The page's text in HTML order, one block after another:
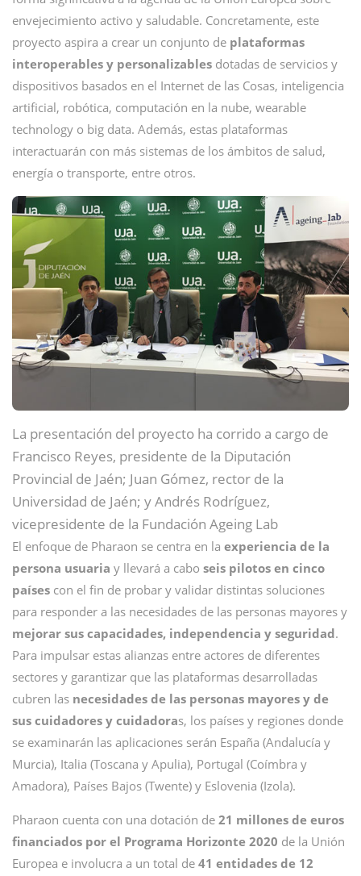
envejecimiento activo y saludable. Concretamente, este
proyecto aspira a crear un conjunto de plataformas
interoperables y personalizables dotadas de servicios y
dispositivos basados en el Internet de las Cosas, inteligencia
artificial, robótica, computación en la nube, wearable
technology o big data. Además, estas plataformas
interactuarán con más sistemas de los ámbitos de salud,
energía o transporte, entre otros.
La presentación del proyecto ha corrido a cargo de
Francisco Reyes, presidente de la Diputación
Provincial de Jaén; Juan Gómez, rector de la
Universidad de Jaén; y Andrés Rodríguez,
vicepresidente de la Fundación Ageing Lab
El enfoque de Pharaon se centra en la experiencia de la
persona usuaria y llevará a cabo seis pilotos en cinco
países con el fin de probar y validar distintas soluciones
para responder a las necesidades de las personas mayores y
mejorar sus capacidades, independencia y seguridad.
Para impulsar estas alianzas entre actores de diferentes
sectores y garantizar que las plataformas desarrolladas
cubren las necesidades de las personas mayores y de
sus cuidadores y cuidadoras, los países y regiones donde
se examinarán las aplicaciones serán España (Andalucía y
Murcia), Italia (Toscana y Apulia), Portugal (Coímbra y
Amadora), Países Bajos (Twente) y Eslovenia (Izola).
Pharaon cuenta con una dotación de 21 millones de euros
financiados por el Programa Horizonte 2020 de la Unión
Europea e involucra a un total de 41 entidades de 12